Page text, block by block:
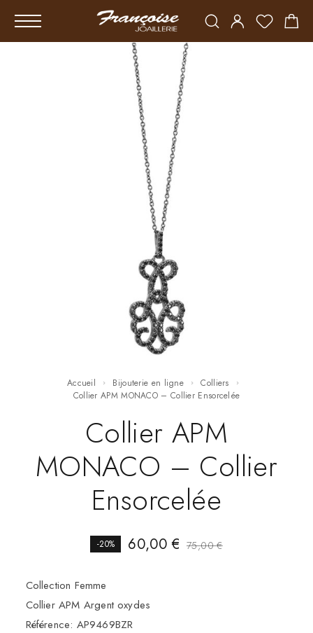
Accueil Bijouterie en ligne
Colliers
Collier APM MONACO – Collier Ensorcelée
Collier APM
MONACO – Collier
Ensorcelée
-20% 75,00€
60,00€
Collection Femme
Collier APM Argent oxydes
Référence: AP9469BZR